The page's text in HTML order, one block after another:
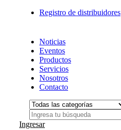
Registro de distribuidores
Noticias
Eventos
Productos
Servicios
Nosotros
Contacto
Ingresar